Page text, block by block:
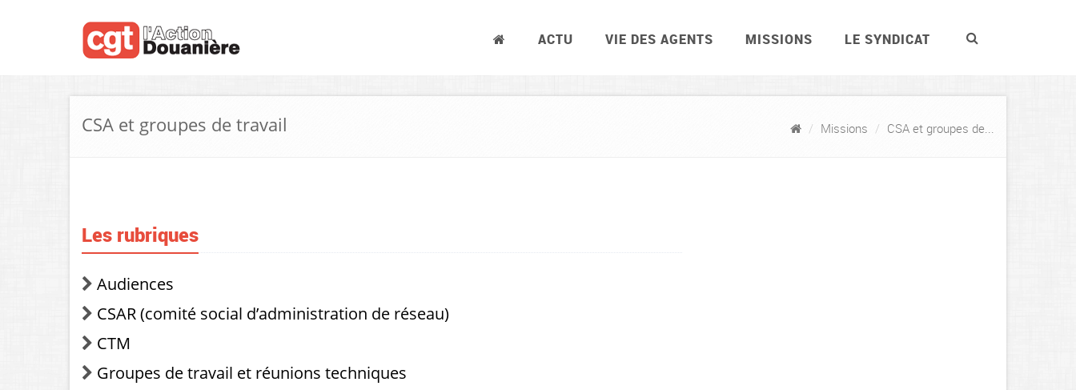
ACTU VIE DES AGENTS MISSIONS LE SYNDICAT
CSA et groupes de travail Missions CSA et groupes de...
Les rubriques
Audiences
CSAR (comité social d’administration de réseau)
CTM
Groupes de travail et réunions techniques